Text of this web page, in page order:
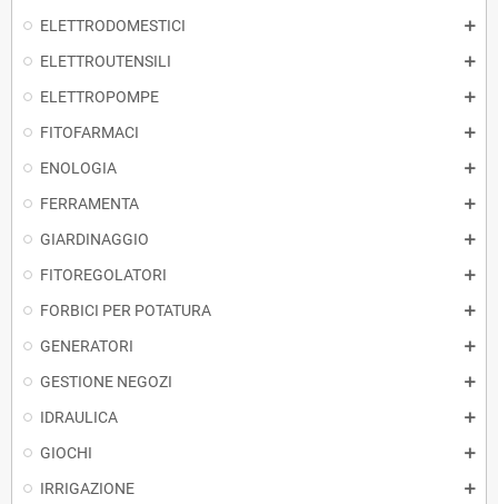
ELETTRODOMESTICI
ELETTROUTENSILI
ELETTROPOMPE
FITOFARMACI
ENOLOGIA
FERRAMENTA
GIARDINAGGIO
FITOREGOLATORI
FORBICI PER POTATURA
GENERATORI
GESTIONE NEGOZI
IDRAULICA
GIOCHI
IRRIGAZIONE